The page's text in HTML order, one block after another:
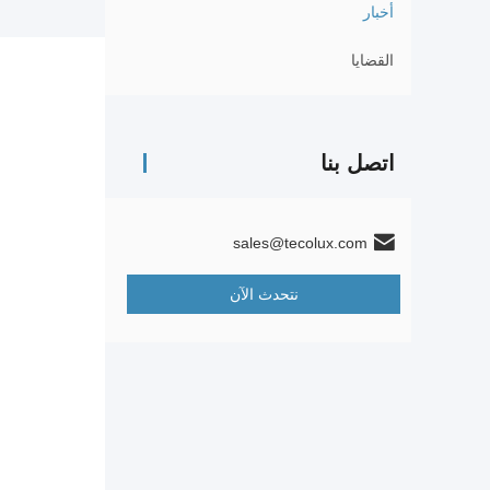
أخبار
القضايا
اتصل بنا
sales@tecolux.com
نتحدث الآن